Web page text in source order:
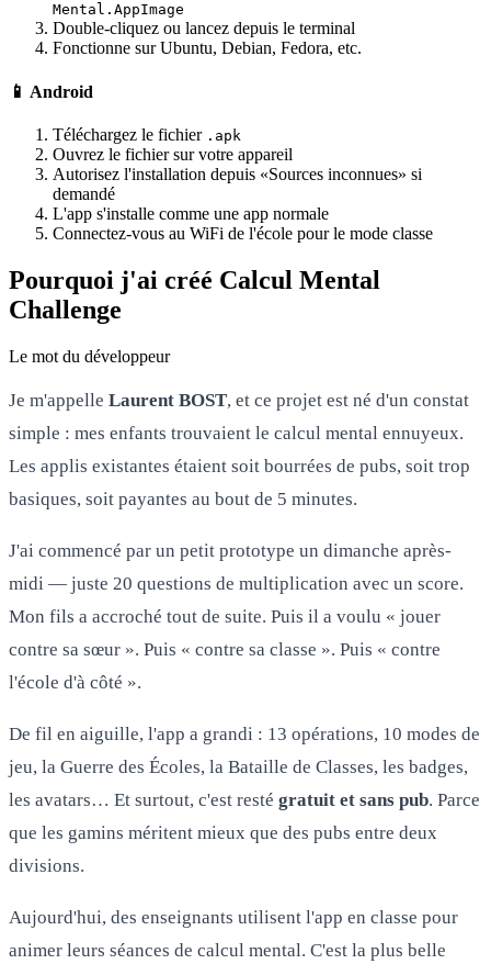
Mental.AppImage
Double-cliquez ou lancez depuis le terminal
Fonctionne sur Ubuntu, Debian, Fedora, etc.
📱 Android
Téléchargez le fichier .apk
Ouvrez le fichier sur votre appareil
Autorisez l'installation depuis «Sources inconnues» si
demandé
L'app s'installe comme une app normale
Connectez-vous au WiFi de l'école pour le mode classe
Pourquoi j'ai créé Calcul Mental
Challenge
Le mot du développeur
Je m'appelle Laurent BOST, et ce projet est né d'un constat
simple : mes enfants trouvaient le calcul mental ennuyeux.
Les applis existantes étaient soit bourrées de pubs, soit trop
basiques, soit payantes au bout de 5 minutes.
J'ai commencé par un petit prototype un dimanche après-
midi — juste 20 questions de multiplication avec un score.
Mon fils a accroché tout de suite. Puis il a voulu « jouer
contre sa sœur ». Puis « contre sa classe ». Puis « contre
l'école d'à côté ».
De fil en aiguille, l'app a grandi : 13 opérations, 10 modes de
jeu, la Guerre des Écoles, la Bataille de Classes, les badges,
les avatars… Et surtout, c'est resté gratuit et sans pub. Parce
que les gamins méritent mieux que des pubs entre deux
divisions.
Aujourd'hui, des enseignants utilisent l'app en classe pour
animer leurs séances de calcul mental. C'est la plus belle